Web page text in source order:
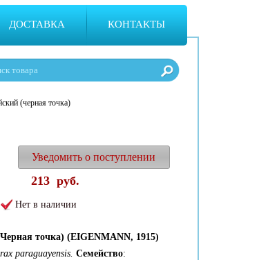
ДОСТАВКА КОНТАКТЫ
(черная точка)
Уведомить о поступлении
213 руб.
Нет в наличии
точка) (EIGENMANN, 1915)
paraguayensis. Семейство: